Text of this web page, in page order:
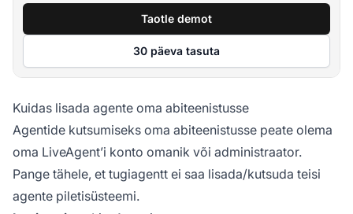
Taotle demot
30 päeva tasuta
Kuidas lisada agente oma abiteenistusse
Agentide kutsumiseks oma abiteenistusse peate olema
oma LiveAgent’i konto omanik või administraator.
Pange tähele, et tugiagentt ei saa lisada/kutsuda teisi
agente piletisüsteemi.